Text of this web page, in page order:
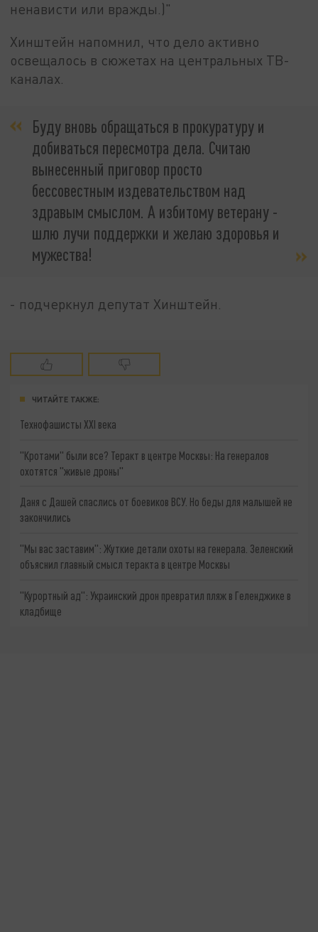
ненависти или вражды.)"
Хинштейн напомнил, что дело активно
освещалось в сюжетах на центральных ТВ-
каналах.
Буду вновь обращаться в прокуратуру и
добиваться пересмотра дела. Считаю
вынесенный приговор просто
бессовестным издевательством над
здравым смыслом. А избитому ветерану -
шлю лучи поддержки и желаю здоровья и
мужества!
- подчеркнул депутат Хинштейн.
ЧИТАЙТЕ ТАКЖЕ:
Технофашисты XXI века
"Кротами" были все? Теракт в центре Москвы: На генералов
охотятся "живые дроны"
Даня с Дашей спаслись от боевиков ВСУ. Но беды для малышей не
закончились
"Мы вас заставим": Жуткие детали охоты на генерала. Зеленский
объяснил главный смысл теракта в центре Москвы
"Курортный ад": Украинский дрон превратил пляж в Геленджике в
кладбище